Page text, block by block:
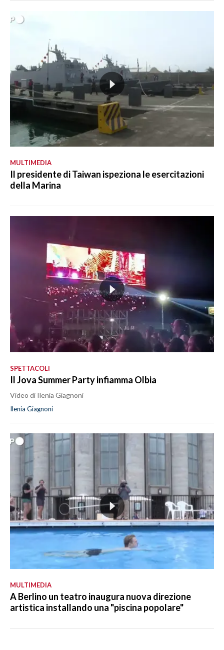
MULTIMEDIA
Il presidente di Taiwan ispeziona le esercitazioni
della Marina
SPETTACOLI
Il Jova Summer Party infiamma Olbia
Video di Ilenia Giagnoni
Ilenia Giagnoni
MULTIMEDIA
A Berlino un teatro inaugura nuova direzione
artistica installando una "piscina popolare"